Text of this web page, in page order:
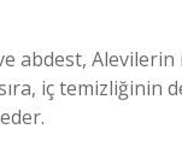
abdest,
iç